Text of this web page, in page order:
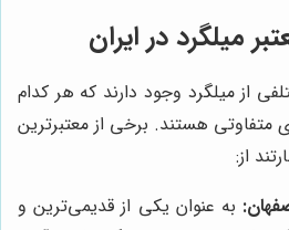
میلگرد در ایران
از میلگرد وجود دارند که هر کدام
متفاوتی هستند. برخی از معتبرترین
از:
به عنوان یکی از قدیمی‌ترین و